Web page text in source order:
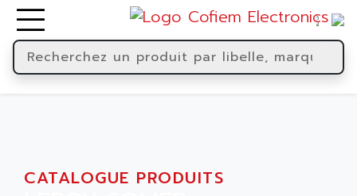
CATALOGUE PRODUITS